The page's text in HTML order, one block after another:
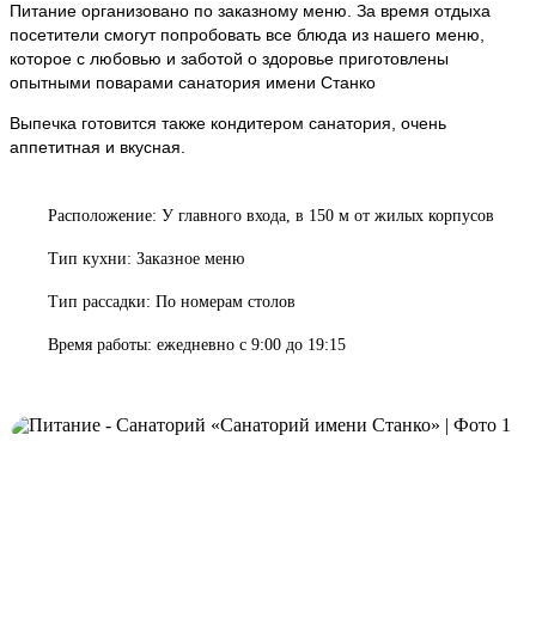
Питание организовано по заказному меню. За время отдыха
посетители смогут попробовать все блюда из нашего меню,
которое с любовью и заботой о здоровье приготовлены
опытными поварами санатория имени Станко
Выпечка готовится также кондитером санатория, очень
аппетитная и вкусная.
Расположение: У главного входа, в 150 м от жилых корпусов
Тип кухни: Заказное меню
Тип рассадки: По номерам столов
Время работы: ежедневно с 9:00 до 19:15